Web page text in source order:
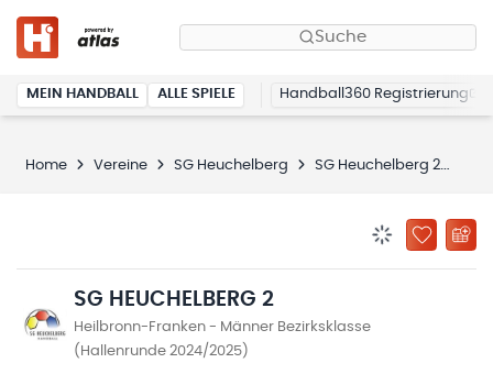
Suche
MEIN HANDBALL ALLE SPIELE Handball360 Registrierung
Home Vereine SG Heuchelberg SG Heuchelberg 2
ZU
SG HEUCHELBERG 2
Heilbronn-Franken - Männer Bezirksklasse
(Hallenrunde 2024/2025)